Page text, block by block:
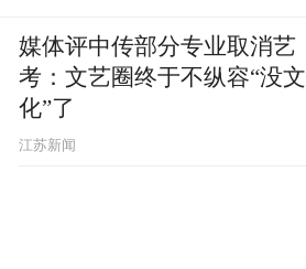
媒体评中传部分专业取消艺
考：文艺圈终于不纵容“没文
化”了
江苏新闻